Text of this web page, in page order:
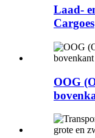
Laad-
Cargoes
OOG